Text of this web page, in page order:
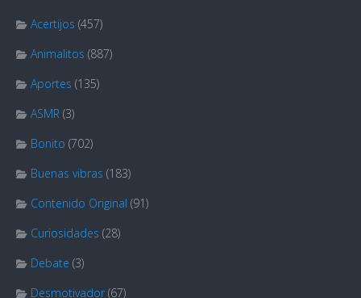
Acertijos (457)
Animalitos (887)
Aportes (135)
ASMR (3)
Bonito (702)
Buenas vibras (183)
Contenido Original (91)
Curiosidades (28)
Debate (3)
Desmotivador (67)